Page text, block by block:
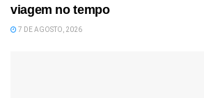
viagem no tempo
7 DE AGOSTO, 2026